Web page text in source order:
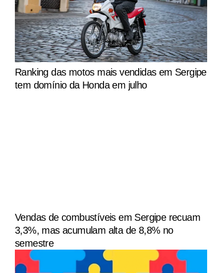
Ranking das motos mais vendidas em Sergipe
tem domínio da Honda em julho
Vendas de combustíveis em Sergipe recuam
3,3%, mas acumulam alta de 8,8% no
semestre